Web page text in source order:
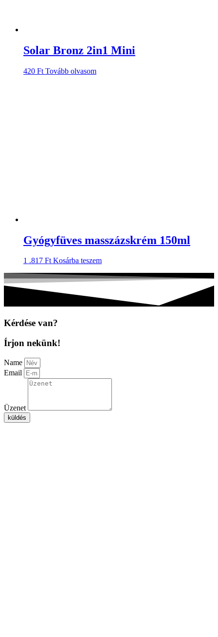
Solar Bronz 2in1 Mini
420 Ft Tovább olvasom
Gyógyfüves masszázskrém 150ml
1 .817 Ft Kosárba teszem
Kérdése van?
Írjon nekünk!
Name
Email
Üzenet
küldés